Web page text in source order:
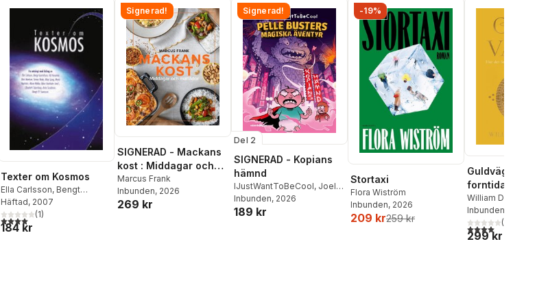
Texter om Kosmos
Ella Carlsson, Bengt
Gustafsson,K. G. Hammar
Dick Harrison
Hode,Maja Ljung
Häftad, 2007
4,0utav 5 stjärnor. Totalt antal röster:
(1)
184 kr
Signerad!
SIGNERAD - Mackans
kost : Middagar och
matlådor
Marcus Frank
Inbunden, 2026
269 kr
Signerad!
Del 2
SIGNERAD - Kopians
hämnd
IJustWantToBeCool, Joel
Adolphson,Emil Ejdemo
Beer ,Victor Beer
Inbunden, 2026
189 kr
-19%
Stortaxi
Flora Wiström
Inbunden, 2026
209 kr259 kr
Guldvägen :
forntida
förändrade
William
Inbunden
4,0utav 5(
299 kr